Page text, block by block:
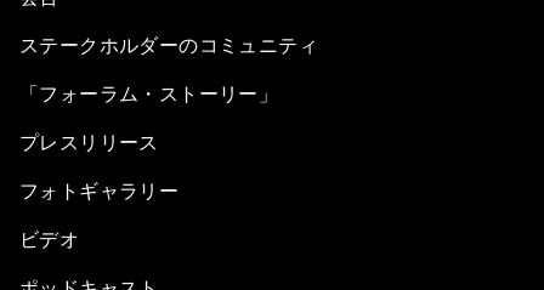
ステークホルダーのコミュニティ
「フォーラム・ストーリー」
プレスリリース
フォトギャラリー
ビデオ